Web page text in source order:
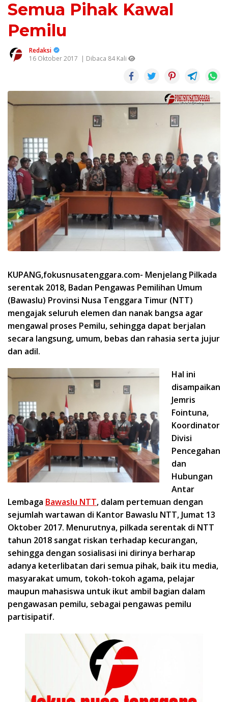
Semua Pihak Kawal
Pemilu
Redaksi
16 Oktober 2017 | Dibaca 84 Kali
KUPANG,fokusnusatenggara.com- Menjelang Pilkada
serentak 2018, Badan Pengawas Pemilihan Umum
(Bawaslu) Provinsi Nusa Tenggara Timur (NTT)
mengajak seluruh elemen dan nanak bangsa agar
mengawal proses Pemilu, sehingga dapat berjalan
secara langsung, umum, bebas dan rahasia serta jujur
dan adil.
Hal ini
disampaikan
Jemris
Fointuna,
Koordinator
Divisi
Pencegahan
dan
Hubungan
Antar
Lembaga Bawaslu NTT, dalam pertemuan dengan
sejumlah wartawan di Kantor Bawaslu NTT, Jumat 13
Oktober 2017. Menurutnya, pilkada serentak di NTT
tahun 2018 sangat riskan terhadap kecurangan,
sehingga dengan sosialisasi ini dirinya berharap
adanya keterlibatan dari semua pihak, baik itu media,
masyarakat umum, tokoh-tokoh agama, pelajar
maupun mahasiswa untuk ikut ambil bagian dalam
pengawasan pemilu, sebagai pengawas pemilu
partisipatif.